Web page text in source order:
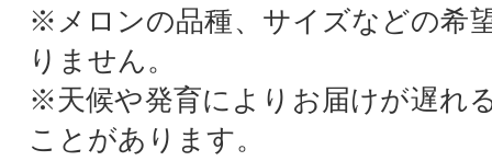
※メロンの品種、サイズなどの希
りません。
※天候や発育によりお届けが遅れ
ことがあります。